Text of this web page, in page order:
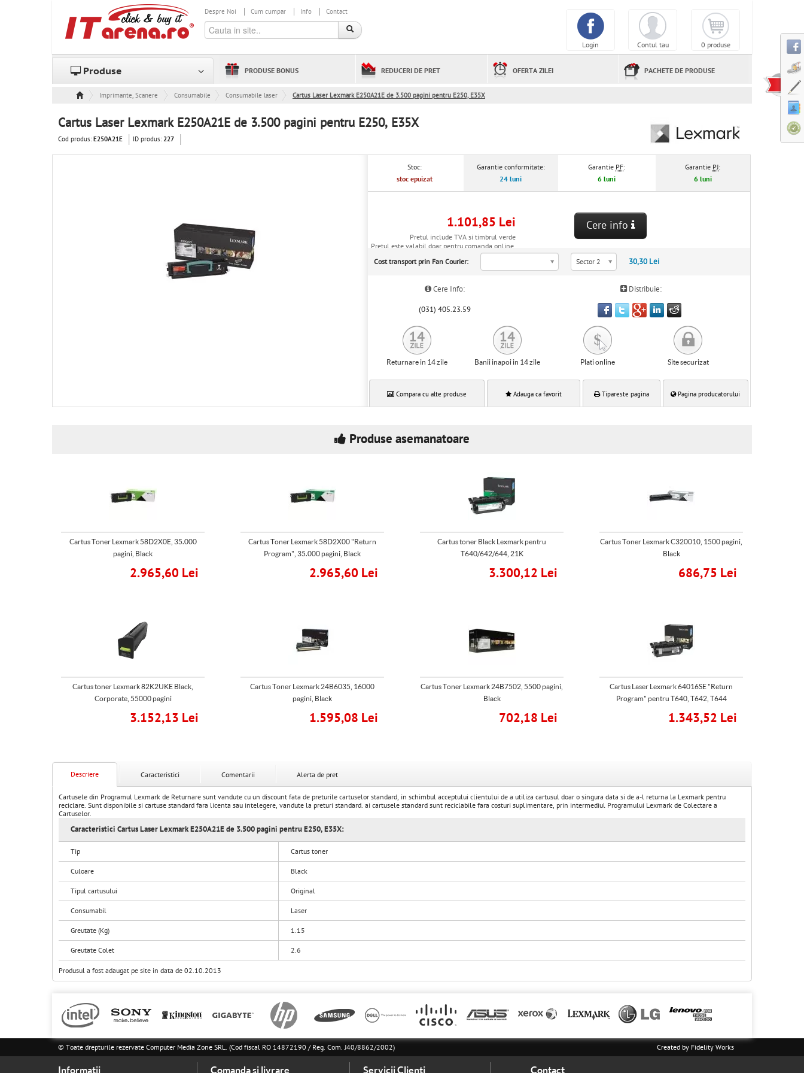
Despre Noi Cum cumpar Info Contact
0 produse
Contul tau
Login
Produse PRODUSE BONUS REDUCERI DE PRET OFERTA ZILEI PACHETE DE PRODUSE
Imprimante, Scanere & Consumabile
Consumabile Consumabile laser Cartus Laser Lexmark E250A21E de 3.500 pagini pentru E250, E35X
Cartus Laser Lexmark E250A21E de 3.500 pagini pentru E250, E35X
Cod produs: E250A21E ID produs:227
Stoc:
stoc epuizat
Garantie conformitate:
24 luni
Garantie PF:
6 luni
Garantie PJ:
6 luni
1.101,85 Lei
Pretul include TVA si timbrul verde
Pretul este valabil doar pentru comanda online.
Cere info
Cost transport prin Fan Courier: Sector 2 30,30 Lei
Cere Info: Distribuie:
(031) 405.23.59
Returnare in 14 zile Banii inapoi in 14 zile Plati online Site securizat
Compara cu alte produse Adauga ca favorit Tipareste pagina Pagina producatorului
Produse asemanatoare
Cartus Toner Lexmark 58D2X0E, 35.000
pagini, Black
2.965,60 Lei
Cartus Toner Lexmark 58D2X00 "Return
Program", 35.000 pagini, Black
2.965,60 Lei
Cartus toner Black Lexmark pentru
T640/642/644, 21K
3.300,12 Lei
Cartus Toner Lexmark C320010, 1500 pagini,
Black
686,75 Lei
Cartus toner Lexmark 82K2UKE Black,
Corporate, 55000 pagini
3.152,13 Lei
Cartus Toner Lexmark 24B6035, 16000
pagini, Black
1.595,08 Lei
Cartus Toner Lexmark 24B7502, 5500 pagini,
Black
702,18 Lei
Cartus Laser Lexmark 64016SE "Return
Program" pentru T640, T642, T644
1.343,52 Lei
Descriere Caracteristici Comentarii Alerta de pret
Cartusele din Programul Lexmark de Returnare sunt vandute cu un discount fata de preturile cartuselor standard, in schimbul acceptului clientului de a utiliza cartusul doar o singura data si de a-l returna la Lexmark pentru
reciclare. Sunt disponibile si cartuse standard fara licenta sau intelegere, vandute la preturi standard. ai cartusele standard sunt reciclabile fara costuri suplimentare, prin intermediul Programului Lexmark de Colectare a
Cartuselor.
Caracteristici Cartus Laser Lexmark E250A21E de 3.500 pagini pentru E250, E35X:
Tip Cartus toner
Culoare Black
Tipul cartusului Original
Consumabil Laser
Greutate (Kg) 1.15
Greutate Colet 2.6
Produsul a fost adaugat pe site in data de 02.10.2013
© Toate drepturile rezervate Computer Media Zone SRL. (Cod fiscal RO 14872190 / Reg. Com. J40/8862/2002) Created by Fidelity Works
Informatii Comanda si livrare Servicii Clienti Contact